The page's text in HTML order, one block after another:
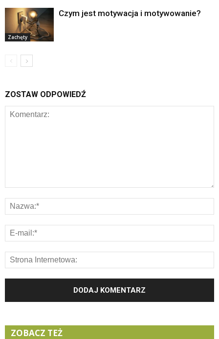
Zachęty
Czym jest motywacja i motywowanie?
ZOSTAW ODPOWIEDŹ
ZOBACZ TEŻ